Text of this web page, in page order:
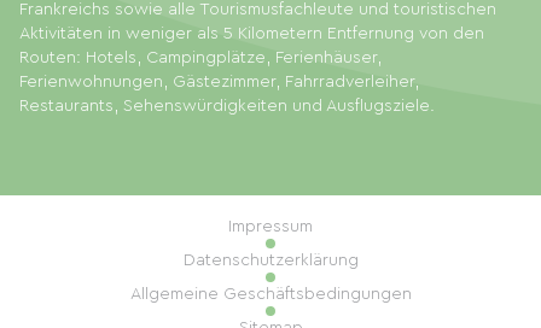
Frankreichs sowie alle Tourismusfachleute und touristischen
Aktivitäten in weniger als 5 Kilometern Entfernung von den
Routen: Hotels, Campingplätze, Ferienhäuser,
Ferienwohnungen, Gästezimmer, Fahrradverleiher,
Restaurants, Sehenswürdigkeiten und Ausflugsziele.
Impressum
Datenschutzerklärung
Allgemeine Geschäftsbedingungen